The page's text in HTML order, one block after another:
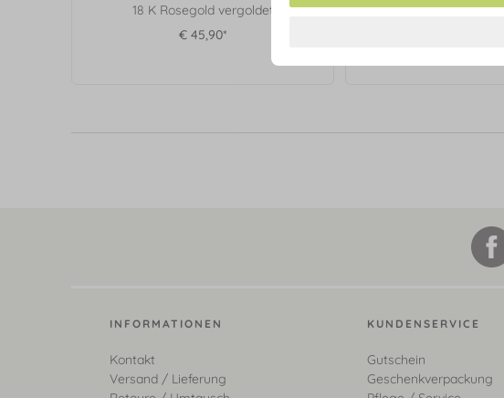
18 K Rosegold vergoldet
€ 45,90*
Achat, 90cm, 18
INFORMATIONEN
Kontakt
Versand / Lieferung
KUNDENSERVICE
Gutschein
Geschenkverpackung